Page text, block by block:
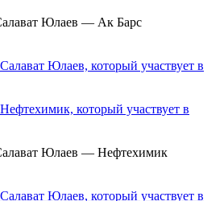
Юлаев — Ак Барс
Юлаев — Нефтехимик